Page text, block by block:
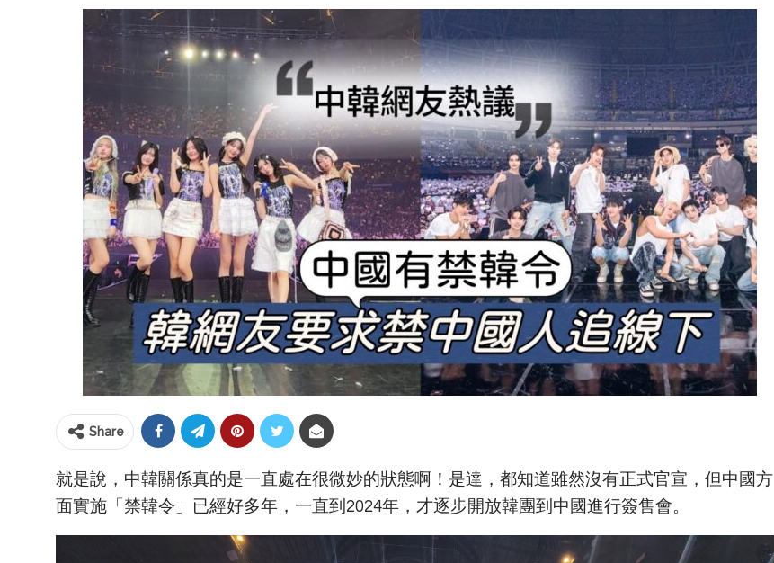
Share
就是說，中韓關係真的是一直處在很微妙的狀態啊！是達，都知道雖然沒有正式官宣，但中國方
面實施「禁韓令」已經好多年，一直到2024年，才逐步開放韓團到中國進行簽售會。